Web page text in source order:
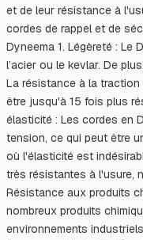
et de leur résistance à
cordes de rappel et de
Dyneema 1. Légèreté : Le
l’acier ou le kevlar. De
La résistance à la
être jusqu'à 15 fois plus
élasticité : Les cordes en
tension, ce qui peut être
où l'élasticité est
très résistantes à l'usure,
Résistance aux produits
nombreux produits
environnements